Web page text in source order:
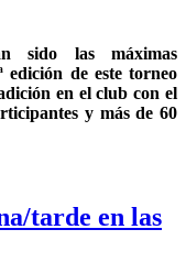
sido las máximas
edición de este torneo
en el club con el
y más de 60
tarde en las